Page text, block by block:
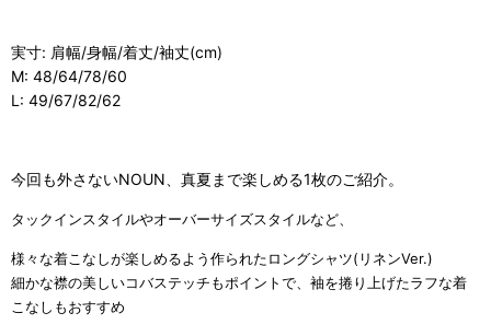
実寸: 肩幅/身幅/着丈/袖丈(cm)
M: 48/64/78/60
L: 49/67/82/62
今回も外さないNOUN、真夏まで楽しめる1枚のご紹介。
タックインスタイルやオーバーサイズスタイルなど、
様々な着こなしが楽しめるよう作られたロングシャツ(リネンVer.)
細かな襟の美しいコバステッチもポイントで、袖を捲り上げたラフな着
こなしもおすすめ